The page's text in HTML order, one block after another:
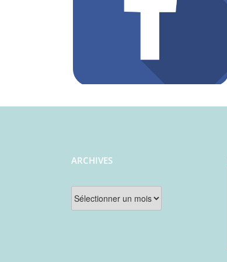
ARCHIVES
Archives